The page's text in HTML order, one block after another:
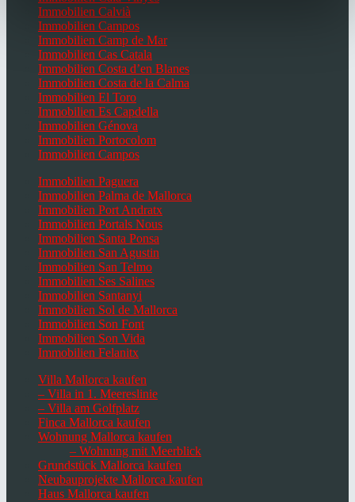
Immobilien Calvià
Immobilien Campos
Immobilien Camp de Mar
Immobilien Cas Catala
Immobilien Costa d’en Blanes
Immobilien Costa de la Calma
Immobilien El Toro
Immobilien Es Capdella
Immobilien Génova
Immobilien Portocolom
Immobilien Campos
Immobilien Paguera
Immobilien Palma de Mallorca
Immobilien Port Andratx
Immobilien Portals Nous
Immobilien Santa Ponsa
Immobilien San Agustin
Immobilien San Telmo
Immobilien Ses Salines
Immobilien Santanyi
Immobilien Sol de Mallorca
Immobilien Son Font
Immobilien Son Vida
Immobilien Felanitx
Villa Mallorca kaufen
– Villa in 1. Meereslinie
– Villa am Golfplatz
Finca Mallorca kaufen
Wohnung Mallorca kaufen
– Wohnung mit Meerblick
Grundstück Mallorca kaufen
Neubauprojekte Mallorca kaufen
Haus Mallorca kaufen